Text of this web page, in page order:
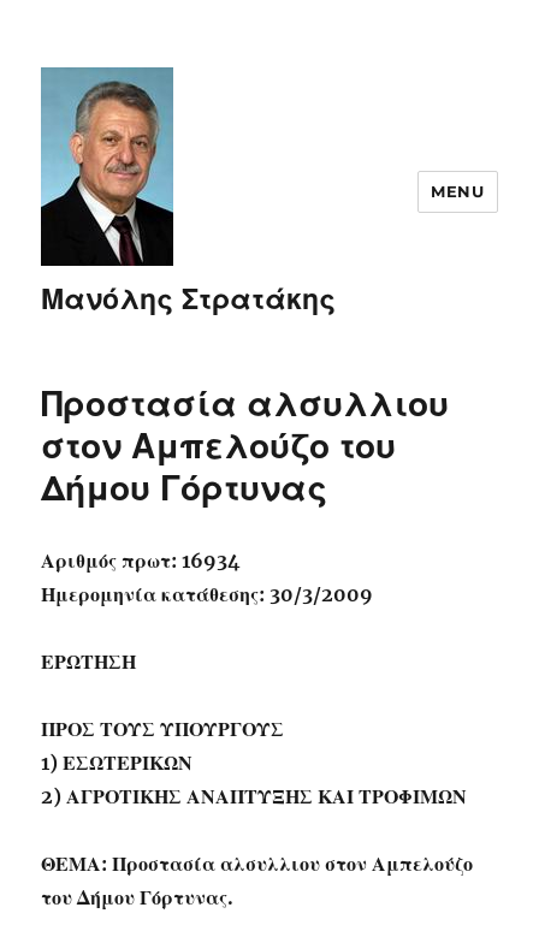
Μανόλης Στρατάκης
MENU
Προστασία αλσυλλιου
στον Αμπελούζο του
Δήμου Γόρτυνας
Αριθμός πρωτ: 16934
Ημερομηνία κατάθεσης: 30/3/2009
ΕΡΩΤΗΣΗ
ΠΡΟΣ ΤΟΥΣ ΥΠΟΥΡΓΟΥΣ
1) ΕΣΩΤΕΡΙΚΩΝ
2) ΑΓΡΟΤΙΚΗΣ ΑΝΑΠΤΥΞΗΣ ΚΑΙ ΤΡΟΦΙΜΩΝ
ΘΕΜΑ: Προστασία αλσυλλιου στον Αμπελούζο
του Δήμου Γόρτυνας.